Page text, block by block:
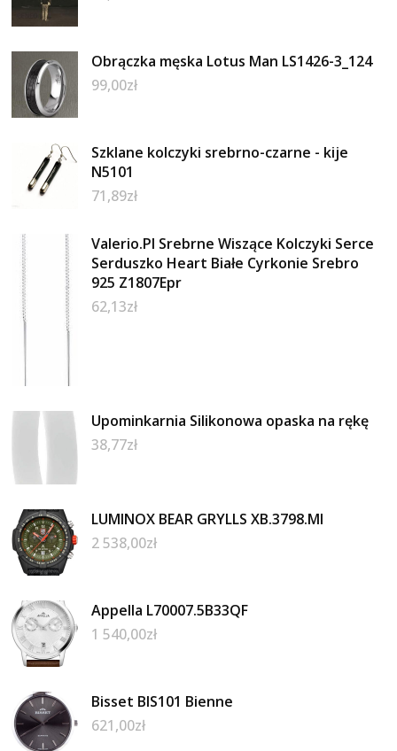
Obrączka męska Lotus Man LS1426-3_124
99,00zł
Szklane kolczyki srebrno-czarne - kije
N5101
71,89zł
Valerio.Pl Srebrne Wiszące Kolczyki Serce
Serduszko Heart Białe Cyrkonie Srebro
925 Z1807Epr
62,13zł
Upominkarnia Silikonowa opaska na rękę
38,77zł
LUMINOX BEAR GRYLLS XB.3798.MI
2 538,00zł
Appella L70007.5B33QF
1 540,00zł
Bisset BIS101 Bienne
621,00zł